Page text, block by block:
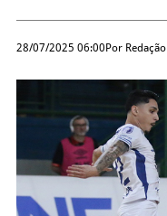
28/07/2025 06:00Por Redação